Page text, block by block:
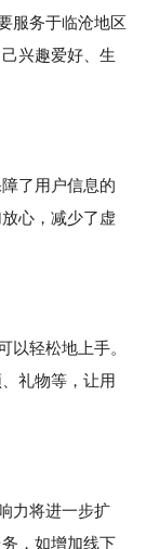
服务于临沧地区
兴趣爱好、生
了用户信息的
心，减少了虚
以轻松地上手。
礼物等，让用
力将进一步扩
，如增加线下